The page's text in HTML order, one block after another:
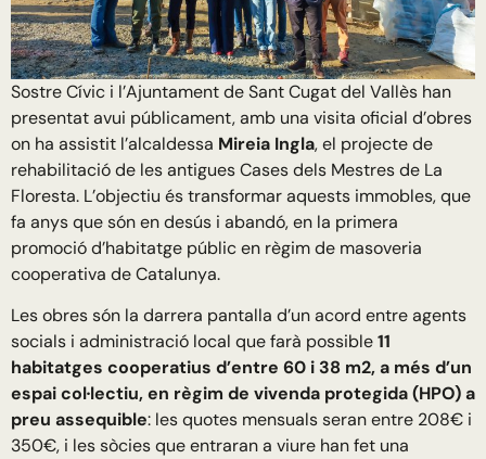
Sostre Cívic i l’Ajuntament de Sant Cugat del Vallès han
presentat avui públicament, amb una visita oficial d’obres
on ha assistit l’alcaldessa Mireia Ingla, el projecte de
rehabilitació de les antigues Cases dels Mestres de La
Floresta. L’objectiu és transformar aquests immobles, que
fa anys que són en desús i abandó, en la primera
promoció d’habitatge públic en règim de masoveria
cooperativa de Catalunya.
Lesobres són la darrera pantalla d’un acord entre agents
socials i administració local que farà possible11
habitatges cooperatius d’entre 60 i 38 m2, a més d’un
espai col·lectiu, en règim de vivenda protegida (HPO) a
preu assequible: les quotes mensuals seran entre 208€ i
350€, i les sòcies que entraran a viure han fet una